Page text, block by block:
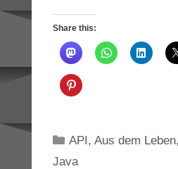
Share this:
Categories
API, Aus dem Leben,
Java